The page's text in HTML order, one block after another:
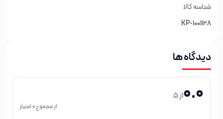
شناسه کالا
KP-1001128
دیدگاه ها
0.0از 5
از مجموع 0 امتیاز